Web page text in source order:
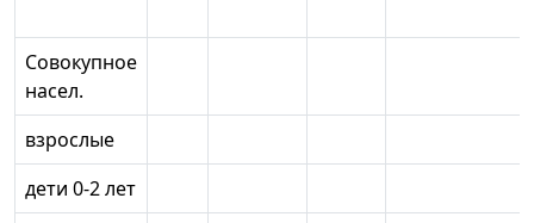
Совокупное
насел.
взрослые
дети 0-2 лет